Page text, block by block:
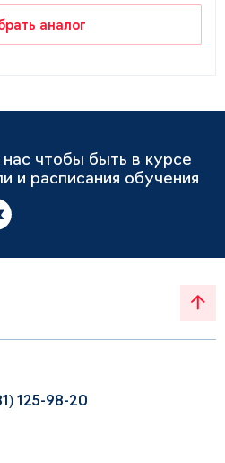
аналог
чтобы быть в курсе
и расписания обучения
125-98-20